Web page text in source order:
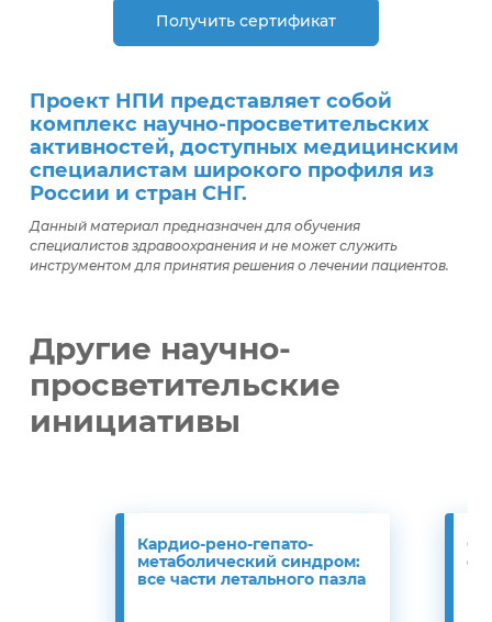
Получить сертификат
Проект НПИ представляет собой
комплекс научно-просветительских
активностей, доступных медицинским
специалистам широкого профиля из
России и стран СНГ.
Данный материал предназначен для обучения
специалистов здравоохранения и не может служить
инструментом для принятия решения о лечении пациентов.
Другие научно-
просветительские
инициативы
Кардио-рено-гепато-
метаболический синдром:
все части летального пазла